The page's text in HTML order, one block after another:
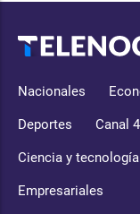
Nacionales
Deportes Canal 4
Ciencia y tecnología
Empresariales